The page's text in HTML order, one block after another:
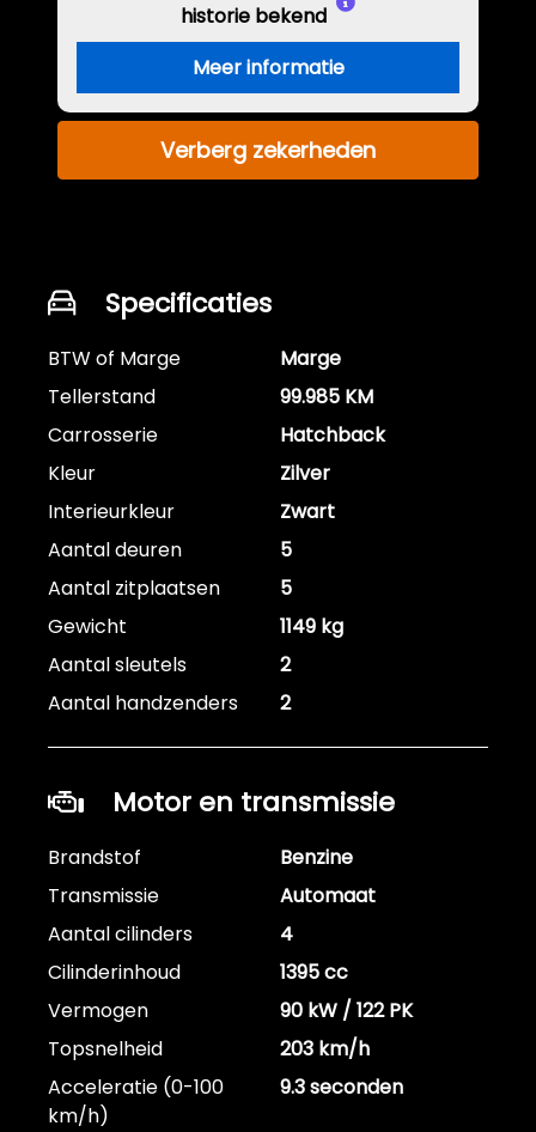
historie bekend
Meer informatie
Verberg zekerheden
Specificaties
BTW of Marge
Marge
Tellerstand
99.985 KM
Carrosserie
Hatchback
Kleur
Zilver
Interieurkleur
Zwart
Aantal deuren
5
Aantal zitplaatsen
5
Gewicht
1149 kg
Aantal sleutels
2
Aantal handzenders
2
Motor en transmissie
Brandstof
Benzine
Transmissie
Automaat
Aantal cilinders
4
Cilinderinhoud
1395 cc
Vermogen
90 kW / 122 PK
Topsnelheid
203 km/h
Acceleratie (0-100
km/h)
9.3 seconden